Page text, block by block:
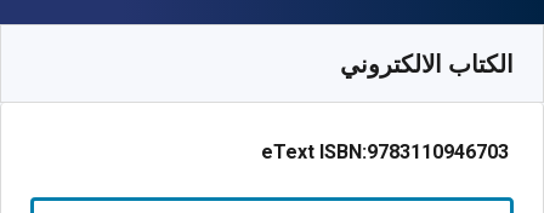
الكتاب الالكتروني
eText ISBN:9783110946703